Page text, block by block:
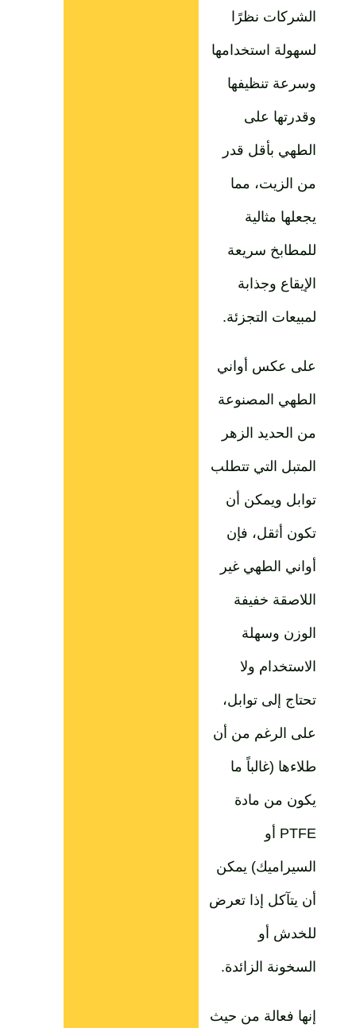
الشركات نظرًا
لسهولة استخدامها
وسرعة تنظيفها
وقدرتها على
الطهي بأقل قدر
من الزيت، مما
يجعلها مثالية
للمطابخ سريعة
الإيقاع وجذابة
لمبيعات التجزئة.
على عكس أواني
الطهي المصنوعة
من الحديد الزهر
المتبل التي تتطلب
توابل ويمكن أن
تكون أثقل، فإن
أواني الطهي غير
اللاصقة خفيفة
الوزن وسهلة
الاستخدام ولا
تحتاج إلى توابل،
على الرغم من أن
طلاءها (غالباً ما
يكون من مادة
PTFE أو
السيراميك) يمكن
أن يتآكل إذا تعرض
للخدش أو
السخونة الزائدة.
إنها فعالة من حيث